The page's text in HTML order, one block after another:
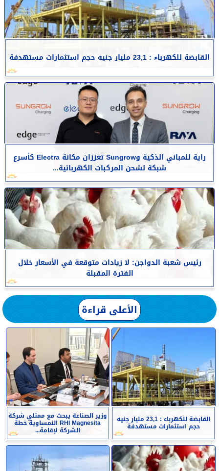
القابضة للكهرباء : 23,1 مليار جنيه حجم استثمارات مستهدفة
راية للمباني الذكية وSungrow تعززان مكانة Electra كأسرع
شبكة لشحن المركبات الكهربائية...
رئيس شعبة الدواجن: لا زيادات متوقعة في الأسعار خلال
الفترة المقبلة
الأعلى قراءة
القابضة للكهرباء : 23,1 مليار جنيه
حجم استثمارات مستهدفة
وزير الصناعة يبحث مع ممثلي شركة
RHI Magnesita النمساوية خطة
الشركة لإقامة...